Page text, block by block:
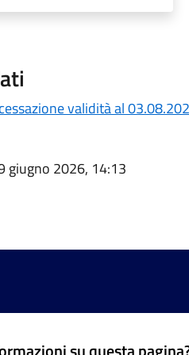
validità al
giugno 2026, 14:13